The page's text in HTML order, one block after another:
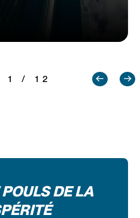
1 / 12
DE LA